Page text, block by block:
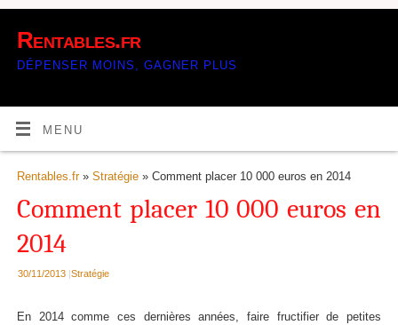
Rentables.fr
DÉPENSER MOINS, GAGNER PLUS
MENU
Rentables.fr» Stratégie» Comment placer 10 000 euros en 2014
Comment placer 10 000 euros en
2014
30/11/2013 |Stratégie
En 2014 comme ces dernières années, faire fructifier de petites